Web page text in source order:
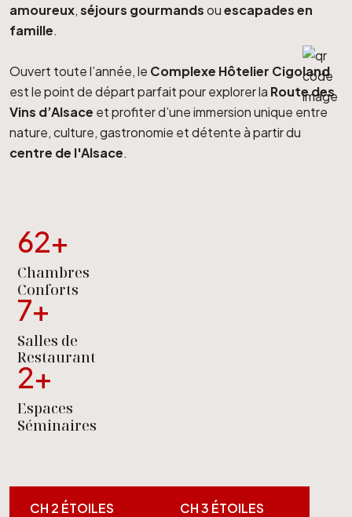
Avantage
amoureux,séjours gourmandsouescapades en
famille.
Ouvert toute l’année, le Complexe Hôtelier Cigoland
est le point de départ parfait pour explorer la Route des
Vins d’Alsace et profiter d’une immersion unique entre
nature, culture, gastronomie et détente à partir du
centre de l'Alsace.
62+
Chambres
Conforts
7+
Salles de
Restaurant
2+
Espaces
Séminaires
CH 2 ÉTOILES CH 3 ÉTOILES